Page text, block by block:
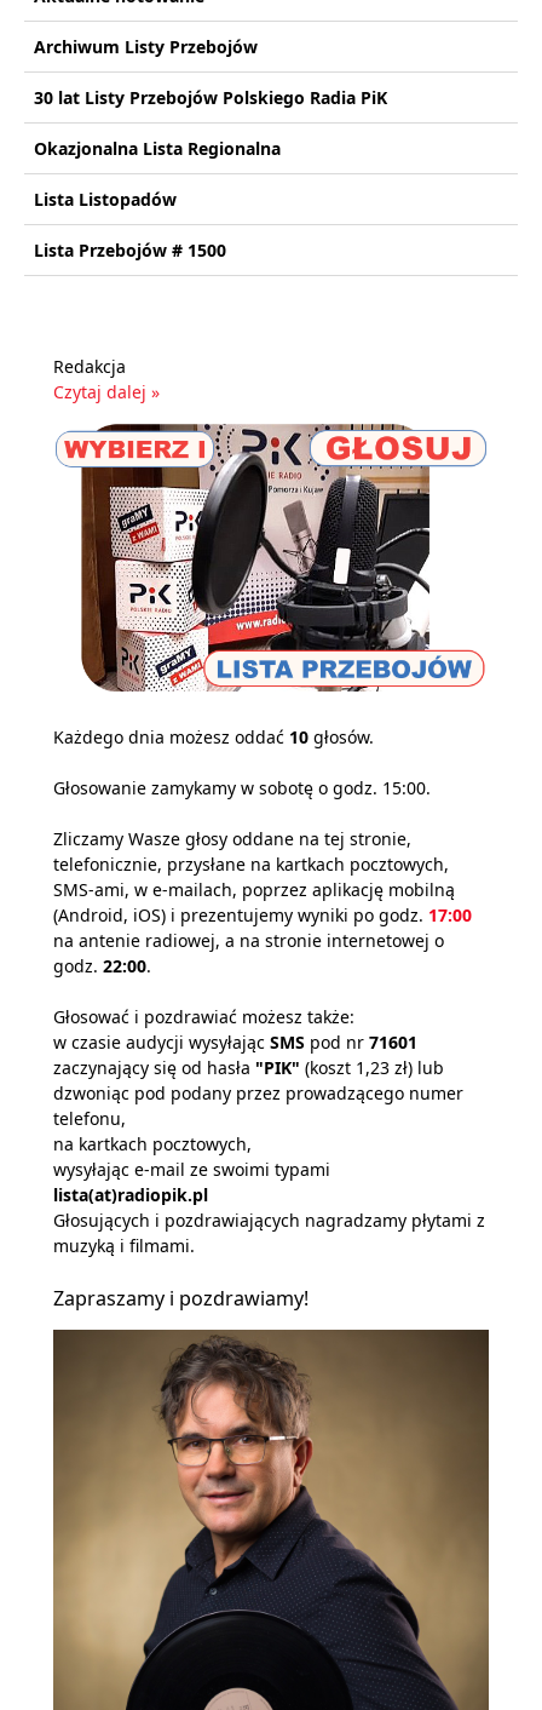
Archiwum Listy Przebojów
30 lat Listy Przebojów Polskiego Radia PiK
Okazjonalna Lista Regionalna
Lista Listopadów
Lista Przebojów # 1500
Redakcja
Czytaj dalej »
Każdego dnia możesz oddać 10 głosów.
Głosowanie zamykamy w sobotę o godz. 15:00.
Zliczamy Wasze głosy oddane na tej stronie,
telefonicznie, przysłane na kartkach pocztowych,
SMS-ami, w e-mailach, poprzez aplikację mobilną
(Android, iOS) i prezentujemy wyniki po godz. 17:00
na antenie radiowej, a na stronie internetowej o
godz. 22:00.
Głosować i pozdrawiać możesz także:
w czasie audycji wysyłając SMS pod nr 71601
zaczynający się od hasła "PIK" (koszt 1,23 zł) lub
dzwoniąc pod podany przez prowadzącego numer
telefonu,
na kartkach pocztowych,
wysyłając e-mail ze swoimi typami
lista(at)radiopik.pl
Głosujących i pozdrawiających nagradzamy płytami z
muzyką i filmami.
Zapraszamy i pozdrawiamy!